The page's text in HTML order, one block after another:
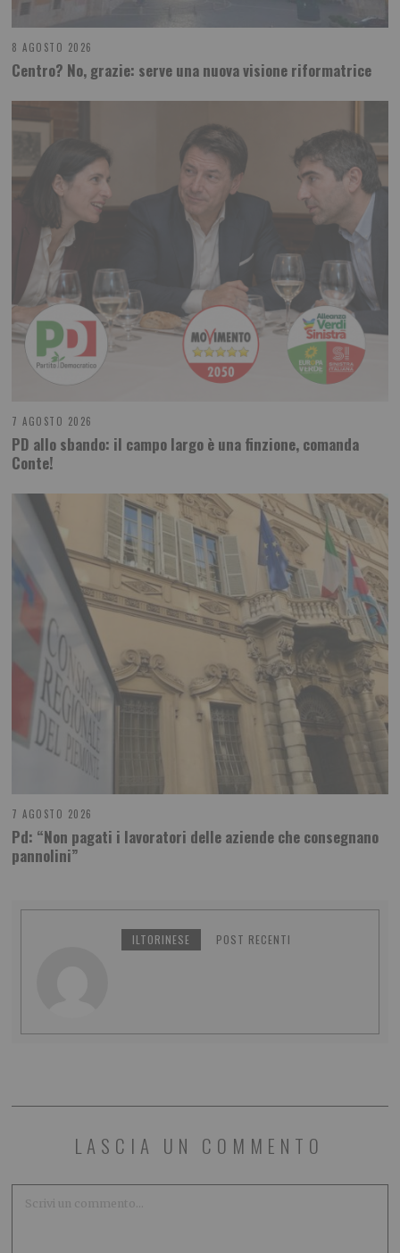
8 AGOSTO 2026
Centro? No, grazie: serve una nuova visione riformatrice
7 AGOSTO 2026
PD allo sbando: il campo largo è una finzione, comanda
Conte!
7 AGOSTO 2026
Pd: “Non pagati i lavoratori delle aziende che consegnano
pannolini”
ILTORINESE POST RECENTI
LASCIA UN COMMENTO